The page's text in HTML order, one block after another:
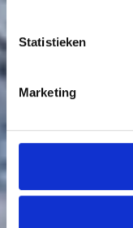
Statistieken
Marketing